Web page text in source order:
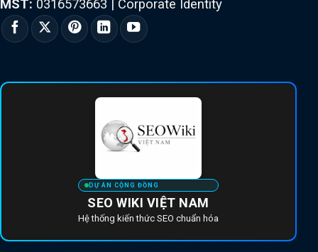
MST: 0316573663 Corporate Identity
DỰ ÁN CỘNG ĐỒNG
SEO WIKI VIỆT NAM
Hệ thống kiến thức SEO chuẩn hóa